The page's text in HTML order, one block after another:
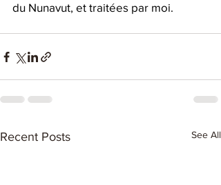
du Nunavut, et traitées par moi.
Recent Posts See All